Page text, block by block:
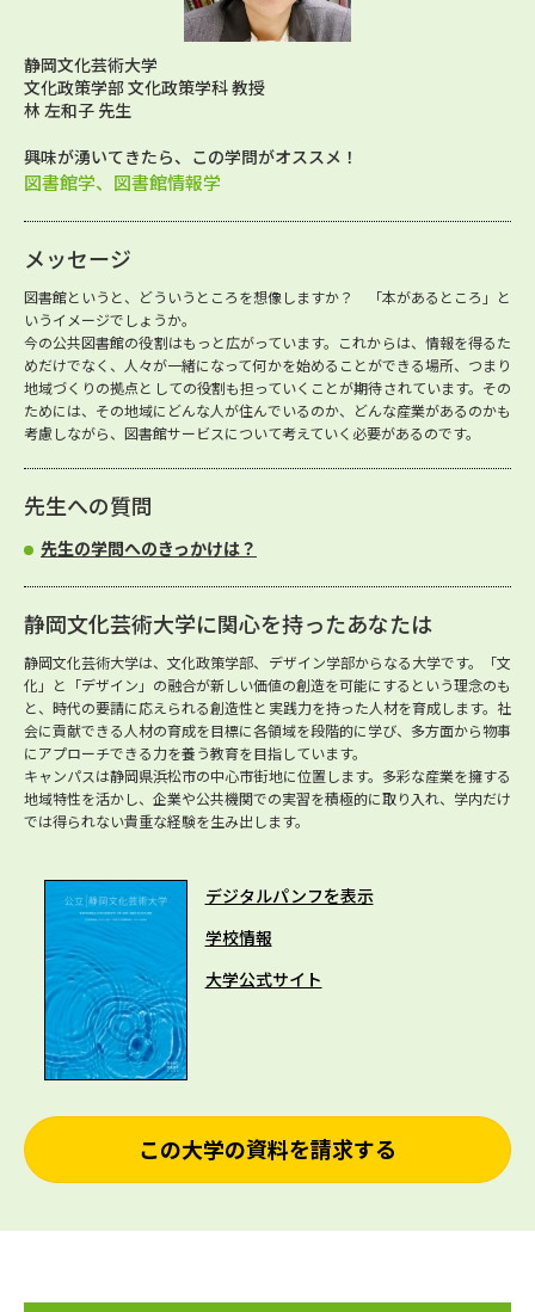
静岡文化芸術大学
文化政策学部 文化政策学科 教授
林 左和子 先生
興味が湧いてきたら、この学問がオススメ！
図書館学、図書館情報学
メッセージ
図書館というと、どういうところを想像しますか？ 「本があるところ」と
いうイメージでしょうか。
今の公共図書館の役割はもっと広がっています。これからは、情報を得るた
めだけでなく、人々が一緒になって何かを始めることができる場所、つまり
地域づくりの拠点としての役割も担っていくことが期待されています。その
ためには、その地域にどんな人が住んでいるのか、どんな産業があるのかも
考慮しながら、図書館サービスについて考えていく必要があるのです。
先生への質問
先生の学問へのきっかけは？
静岡文化芸術大学に関心を持ったあなたは
静岡文化芸術大学は、文化政策学部、デザイン学部からなる大学です。「文
化」と「デザイン」の融合が新しい価値の創造を可能にするという理念のも
と、時代の要請に応えられる創造性と実践力を持った人材を育成します。社
会に貢献できる人材の育成を目標に各領域を段階的に学び、多方面から物事
にアプローチできる力を養う教育を目指しています。
キャンパスは静岡県浜松市の中心市街地に位置します。多彩な産業を擁する
地域特性を活かし、企業や公共機関での実習を積極的に取り入れ、学内だけ
では得られない貴重な経験を生み出します。
デジタルパンフを表示
学校情報
大学公式サイト
この大学の資料を請求する